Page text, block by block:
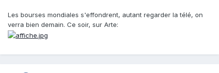
Les bourses mondiales s'effondrent, autant regarder la télé, on
verra bien demain. Ce soir, sur Arte: